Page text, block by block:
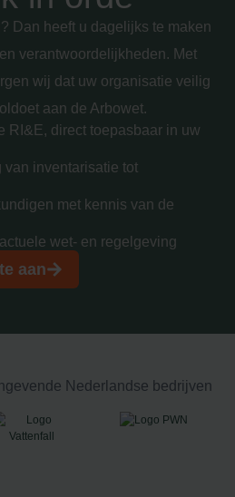
Dan heeft u dagelijks te maken
verantwoordelijkheden. Met
wij dat uw organisatie veilig
aan de Arbowet.
RI&E, direct toepasbaar in uw
inventarisatie tot
met kennis van de
wet- en regelgeving
aan
Nederlandse bedrijven